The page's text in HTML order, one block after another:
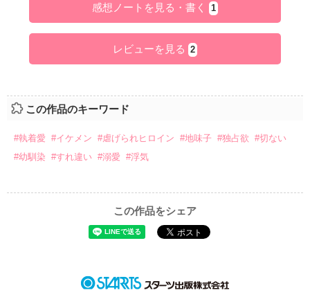
感想ノートを見る・書く 1
レビューを見る 2
この作品のキーワード
#執着愛 #イケメン #虐げられヒロイン #地味子 #独占欲 #切ない
#幼馴染 #すれ違い #溺愛 #浮気
この作品をシェア